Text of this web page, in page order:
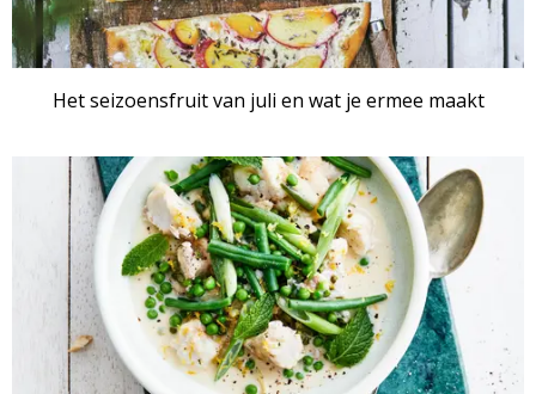
Het seizoensfruit van juli en wat je ermee maakt
RECEPTENSET